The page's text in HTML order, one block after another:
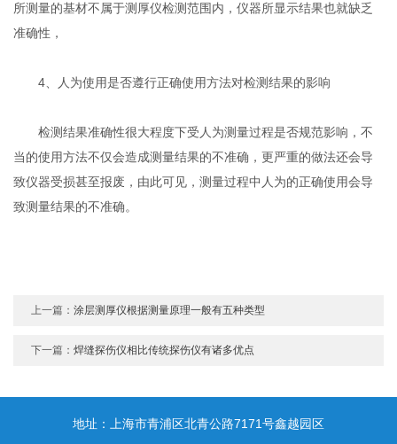
所测量的基材不属于测厚仪检测范围内，仪器所显示结果也就缺乏
准确性，
4、人为使用是否遵行正确使用方法对检测结果的影响
检测结果准确性很大程度下受人为测量过程是否规范影响，不
当的使用方法不仅会造成测量结果的不准确，更严重的做法还会导
致仪器受损甚至报废，由此可见，测量过程中人为的正确使用会导
致测量结果的不准确。
上一篇：涂层测厚仪根据测量原理一般有五种类型
下一篇：焊缝探伤仪相比传统探伤仪有诸多优点
地址：上海市青浦区北青公路7171号鑫越园区